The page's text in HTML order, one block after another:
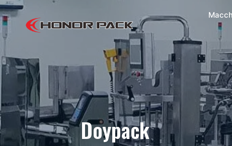
Doypack